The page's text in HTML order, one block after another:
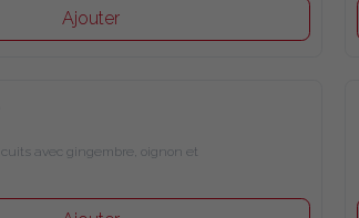
Ajouter
avec gingembre, oignon et ail